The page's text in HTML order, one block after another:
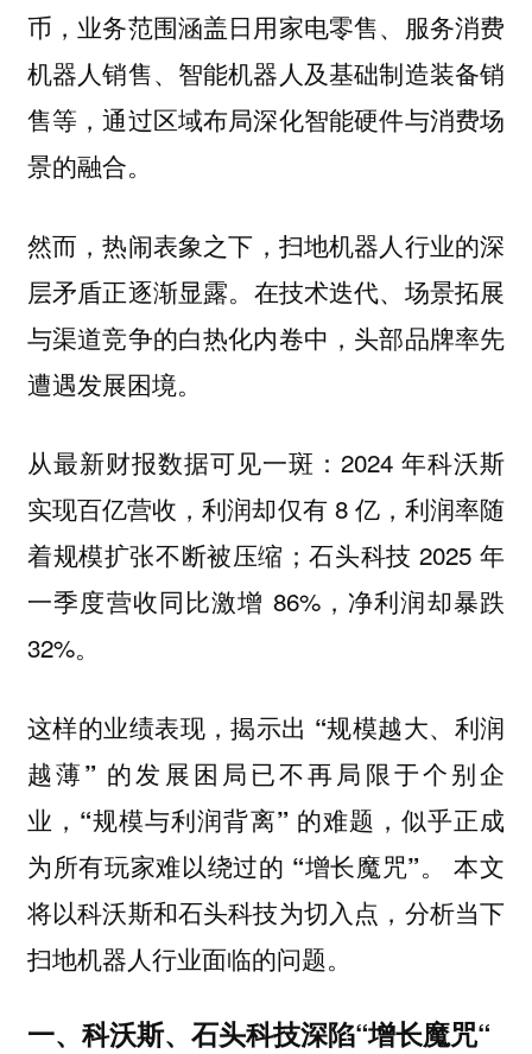
币，业务范围涵盖日用家电零售、服务消费
机器人销售、智能机器人及基础制造装备销
售等，通过区域布局深化智能硬件与消费场
景的融合。
然而，热闹表象之下，扫地机器人行业的深
层矛盾正逐渐显露。 在技术迭代、场景拓展
与渠道竞争的白热化内卷中，头部品牌率先
遭遇发展困境。
从最新财报数据可见一斑：2024 年科沃斯
实现百亿营收，利润却仅有 8 亿，利润率随
着规模扩张不断被压缩； 石头科技 2025 年
一季度营收同比激增 86%，净利润却暴跌
32%。
这样的业绩表现，揭示出 “规模越大、利润
越薄” 的发展困局已不再局限于个别企
业，“规模与利润背离” 的难题，似乎正成
为所有玩家难以绕过的 “增长魔咒”。
本文
将以科沃斯和石头科技为切入点，分析当下
扫地机器人行业面临的问题。
一、科沃斯、石头科技深陷“增长魔咒“